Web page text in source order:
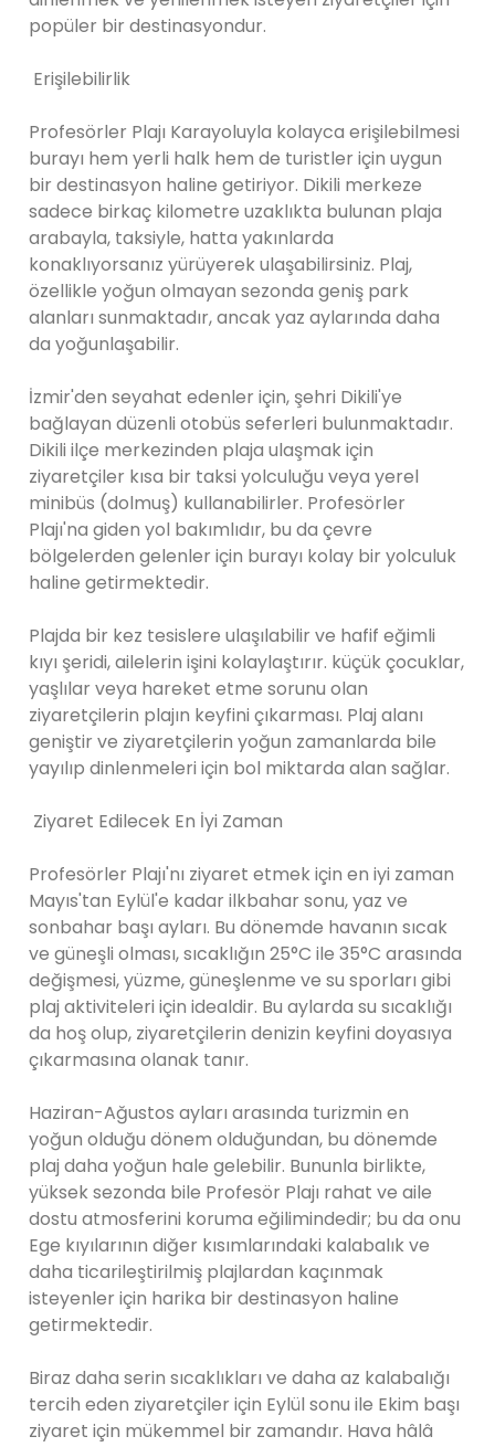
popüler bir destinasyondur.
Erişilebilirlik
Profesörler Plajı Karayoluyla kolayca erişilebilmesi
burayı hem yerli halk hem de turistler için uygun
bir destinasyon haline getiriyor. Dikili merkeze
sadece birkaç kilometre uzaklıkta bulunan plaja
arabayla, taksiyle, hatta yakınlarda
konaklıyorsanız yürüyerek ulaşabilirsiniz. Plaj,
özellikle yoğun olmayan sezonda geniş park
alanları sunmaktadır, ancak yaz aylarında daha
da yoğunlaşabilir.
İzmir'den seyahat edenler için, şehri Dikili'ye
bağlayan düzenli otobüs seferleri bulunmaktadır.
Dikili ilçe merkezinden plaja ulaşmak için
ziyaretçiler kısa bir taksi yolculuğu veya yerel
minibüs (dolmuş) kullanabilirler. Profesörler
Plajı'na giden yol bakımlıdır, bu da çevre
bölgelerden gelenler için burayı kolay bir yolculuk
haline getirmektedir.
Plajda bir kez tesislere ulaşılabilir ve hafif eğimli
kıyı şeridi, ailelerin işini kolaylaştırır. küçük çocuklar,
yaşlılar veya hareket etme sorunu olan
ziyaretçilerin plajın keyfini çıkarması. Plaj alanı
geniştir ve ziyaretçilerin yoğun zamanlarda bile
yayılıp dinlenmeleri için bol miktarda alan sağlar.
Ziyaret Edilecek En İyi Zaman
Profesörler Plajı'nı ziyaret etmek için en iyi zaman
Mayıs'tan Eylül'e kadar ilkbahar sonu, yaz ve
sonbahar başı ayları. Bu dönemde havanın sıcak
ve güneşli olması, sıcaklığın 25°C ile 35°C arasında
değişmesi, yüzme, güneşlenme ve su sporları gibi
plaj aktiviteleri için idealdir. Bu aylarda su sıcaklığı
da hoş olup, ziyaretçilerin denizin keyfini doyasıya
çıkarmasına olanak tanır.
Haziran-Ağustos ayları arasında turizmin en
yoğun olduğu dönem olduğundan, bu dönemde
plaj daha yoğun hale gelebilir. Bununla birlikte,
yüksek sezonda bile Profesör Plajı rahat ve aile
dostu atmosferini koruma eğilimindedir; bu da onu
Ege kıyılarının diğer kısımlarındaki kalabalık ve
daha ticarileştirilmiş plajlardan kaçınmak
isteyenler için harika bir destinasyon haline
getirmektedir.
Biraz daha serin sıcaklıkları ve daha az kalabalığı
tercih eden ziyaretçiler için Eylül sonu ile Ekim başı
ziyaret için mükemmel bir zamandır. Hava hâlâ